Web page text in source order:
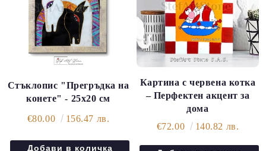
Стъклопис "Прегръдка на
конете" - 25х20 см
€80.00 156.47 лв.
Картина с червена котка
– Перфектен акцент за
дома
€72.00
140.82 лв.